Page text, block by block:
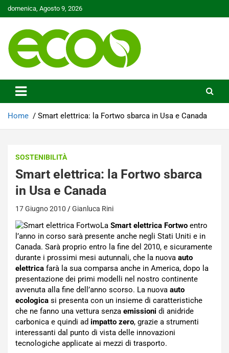
Skip
to
domenica, Agosto 9, 2026
Ecoo.it
Home Smart elettrica: la Fortwo sbarca in Usa e Canada
SOSTENIBILITÀ
Smart elettrica: la Fortwo sbarca
in Usa e Canada
17 Giugno 2010 Gianluca Rini
La Smart elettrica Fortwo entro
l’anno in corso sarà presente anche negli Stati Uniti e in
Canada. Sarà proprio entro la fine del 2010, e sicuramente
durante i prossimi mesi autunnali, che la nuova auto
elettrica farà la sua comparsa anche in America, dopo la
presentazione dei primi modelli nel nostro continente
avvenuta alla fine dell’anno scorso. La nuova auto
ecologica si presenta con un insieme di caratteristiche
che ne fanno una vettura senza emissioni di anidride
carbonica e quindi ad impatto zero, grazie a strumenti
interessanti dal punto di vista delle innovazioni
tecnologiche applicate ai mezzi di trasporto.